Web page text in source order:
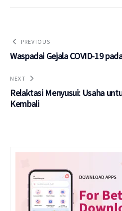
PREVIOUS
Waspadai Gejala COVID-19
NEXT
Relaktasi Menyusui: Usaha
Kembali